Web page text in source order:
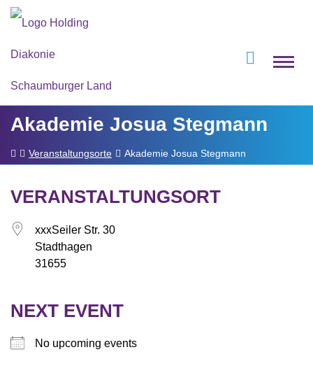
Akademie Josua Stegmann
Veranstaltungsorte Akademie Josua Stegmann
VERANSTALTUNGSORT
xxxSeiler Str. 30
Stadthagen
31655
NEXT EVENT
No upcoming events